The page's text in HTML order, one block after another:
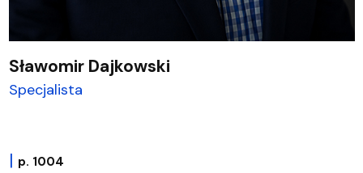
Sławomir Dajkowski
Specjalista
| p. 1004